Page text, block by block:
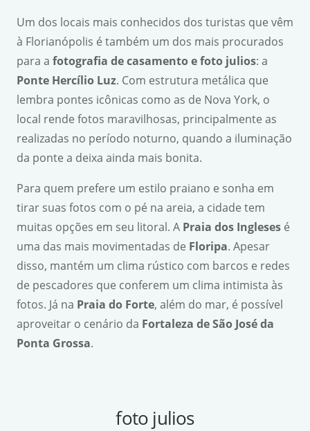
Um dos locais mais conhecidos dos turistas que vêm
à Florianópolis é também um dos mais procurados
para a fotografia de casamento e foto julios: a
Ponte Hercílio Luz. Com estrutura metálica que
lembra pontes icônicas como as de Nova York, o
local rende fotos maravilhosas, principalmente as
realizadas no período noturno, quando a iluminação
da ponte a deixa ainda mais bonita.
Para quem prefere um estilo praiano e sonha em
tirar suas fotos com o pé na areia, a cidade tem
muitas opções em seu litoral. A Praia dos Ingleses é
uma das mais movimentadas de Floripa. Apesar
disso, mantém um clima rústico com barcos e redes
de pescadores que conferem um clima intimista às
fotos. Já na Praia do Forte, além do mar, é possível
aproveitar o cenário da Fortaleza de São Joséda
Ponta Grossa.
foto julios